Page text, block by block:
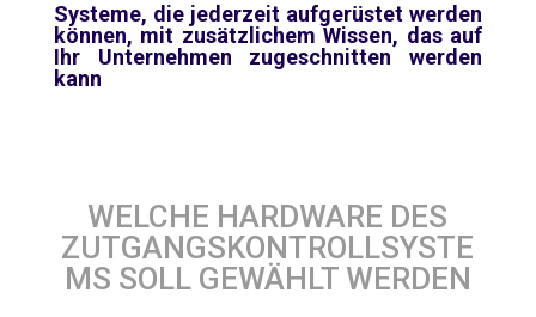
Systeme, die jederzeit aufgerüstet werden
können, mit zusätzlichem Wissen, das auf
Ihr Unternehmen zugeschnitten werden
kann
WELCHE HARDWARE DES
ZUTGANGSKONTROLLSYSTE
MS SOLL GEWÄHLT WERDEN